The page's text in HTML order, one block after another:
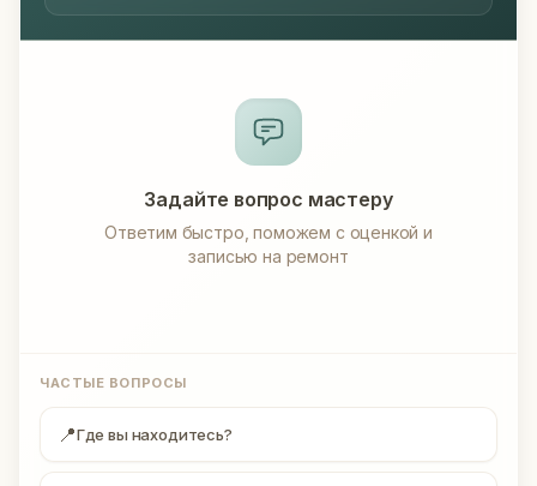
Задайте вопрос мастеру
Ответим быстро, поможем с оценкой и
записью на ремонт
ЧАСТЫЕ ВОПРОСЫ
📍Где вы находитесь?